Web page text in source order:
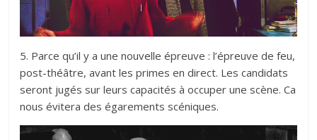
5. Parce qu’il y a une nouvelle épreuve : l’épreuve de feu,
post-théâtre, avant les primes en direct. Les candidats
seront jugés sur leurs capacités à occuper une scène. Ca
nous évitera des égarements scéniques.